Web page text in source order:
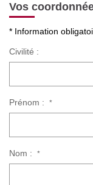
Vos
* Information
Civilité :
Prénom : *
Nom : *